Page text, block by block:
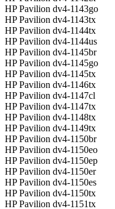
HP Pavilion dv4-1143go
HP Pavilion dv4-1143tx
HP Pavilion dv4-1144tx
HP Pavilion dv4-1144us
HP Pavilion dv4-1145br
HP Pavilion dv4-1145go
HP Pavilion dv4-1145tx
HP Pavilion dv4-1146tx
HP Pavilion dv4-1147cl
HP Pavilion dv4-1147tx
HP Pavilion dv4-1148tx
HP Pavilion dv4-1149tx
HP Pavilion dv4-1150br
HP Pavilion dv4-1150eo
HP Pavilion dv4-1150ep
HP Pavilion dv4-1150er
HP Pavilion dv4-1150es
HP Pavilion dv4-1150tx
HP Pavilion dv4-1151tx